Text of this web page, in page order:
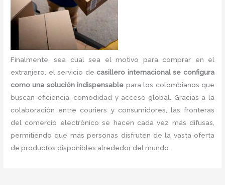
Finalmente, sea cual sea el motivo para comprar en el
extranjero, el servicio de casillero internacional se configura
como una solución indispensable para los colombianos que
buscan eficiencia, comodidad y acceso global. Gracias a la
colaboración entre couriers y consumidores, las fronteras
del comercio electrónico se hacen cada vez más difusas,
permitiendo que más personas disfruten de la vasta oferta
de productos disponibles alrededor del mundo.